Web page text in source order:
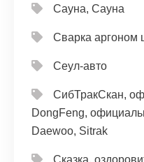
Сауна, Сауна
Сварка аргоном
Сеул-авто
СибТракСкан,
DongFeng,
Daewoo, Sitrak
Сказка,